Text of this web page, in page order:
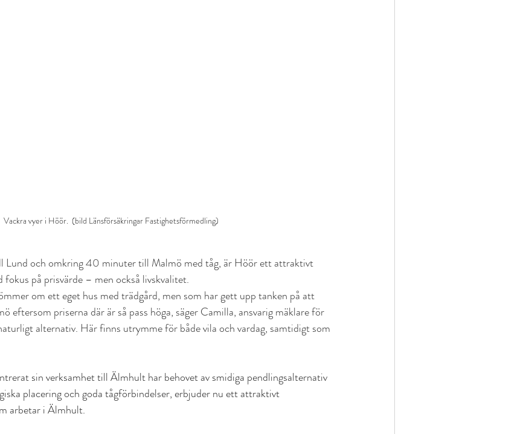
Vackra vyer i Höör.  (bild Länsförsäkringar Fastighetsförmedling)
Lund och omkring 40 minuter till Malmö med tåg, är Höör ett attraktivt
på prisvärde – men också livskvalitet.
om ett eget hus med trädgård, men som har gett upp tanken på att
eftersom priserna där är så pass höga, säger Camilla, ansvarig mäklare för
alternativ. Här finns utrymme för både vila och vardag, samtidigt som
sin verksamhet till Älmhult har behovet av smidiga pendlingsalternativ
placering och goda tågförbindelser, erbjuder nu ett attraktivt
arbetar i Älmhult.